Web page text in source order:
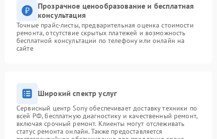
Прозрачное ценообразование и бесплатная
консультация
Точные прайс-листы, предварительная оценка стоимости
ремонта, отсутствие скрытых платежей и возможность
бесплатной консультации по телефону или онлайн на
сайте
Широкий спектр услуг
Сервисный центр Sony обеспечивает доставку техники по
всей РФ, бесплатную диагностику и качественный ремонт,
включая срочный ремонт. Клиенты могут отслеживать
статус ремонта онлайн. Также предоставляется